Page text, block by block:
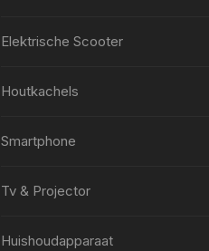
Elektrische Scooter
Houtkachels
Smartphone
Tv & Projector
Huishoudapparaat